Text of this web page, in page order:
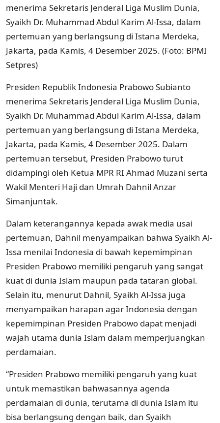
menerima Sekretaris Jenderal Liga Muslim Dunia,
Syaikh Dr. Muhammad Abdul Karim Al-Issa, dalam
pertemuan yang berlangsung di Istana Merdeka,
Jakarta, pada Kamis, 4 Desember 2025. (Foto: BPMI
Setpres)
Presiden Republik Indonesia Prabowo Subianto
menerima Sekretaris Jenderal Liga Muslim Dunia,
Syaikh Dr. Muhammad Abdul Karim Al-Issa, dalam
pertemuan yang berlangsung di Istana Merdeka,
Jakarta, pada Kamis, 4 Desember 2025. Dalam
pertemuan tersebut, Presiden Prabowo turut
didampingi oleh Ketua MPR RI Ahmad Muzani serta
Wakil Menteri Haji dan Umrah Dahnil Anzar
Simanjuntak.
Dalam keterangannya kepada awak media usai
pertemuan, Dahnil menyampaikan bahwa Syaikh Al-
Issa menilai Indonesia di bawah kepemimpinan
Presiden Prabowo memiliki pengaruh yang sangat
kuat di dunia Islam maupun pada tataran global.
Selain itu, menurut Dahnil, Syaikh Al-Issa juga
menyampaikan harapan agar Indonesia dengan
kepemimpinan Presiden Prabowo dapat menjadi
wajah utama dunia Islam dalam memperjuangkan
perdamaian.
“Presiden Prabowo memiliki pengaruh yang kuat
untuk memastikan bahwasannya agenda
perdamaian di dunia, terutama di dunia Islam itu
bisa berlangsung dengan baik, dan Syaikh